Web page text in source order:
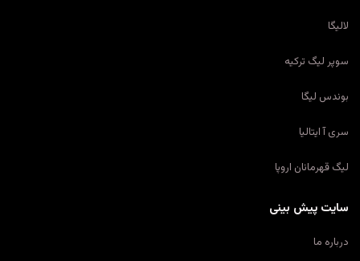
لالیگا
سوپر لیگ ترکیه
بوندس لیگا
سری آ ایتالیا
لیگ قهرمانان اروپا
سایت پیش بینی
درباره ما